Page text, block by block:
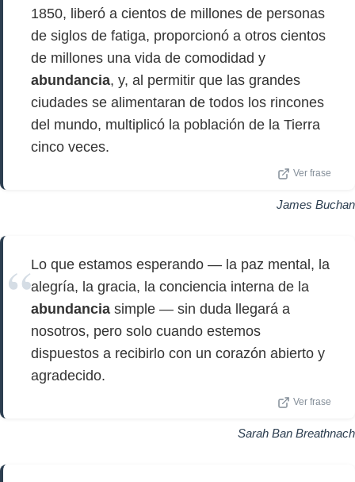
1850, liberó a cientos de millones de personas
de siglos de fatiga, proporcionó a otros cientos
de millones una vida de comodidad y
abundancia, y, al permitir que las grandes
ciudades se alimentaran de todos los rincones
del mundo, multiplicó la población de la Tierra
cinco veces.
Ver frase
James Buchan
Lo que estamos esperando — la paz mental, la
alegría, la gracia, la conciencia interna de la
abundancia simple — sin duda llegará a
nosotros, pero solo cuando estemos
dispuestos a recibirlo con un corazón abierto y
agradecido.
Ver frase
Sarah Ban Breathnach